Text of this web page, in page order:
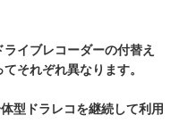
イブレコーダーの付替え
それぞれ異なります。
型ドラレコを継続して利用